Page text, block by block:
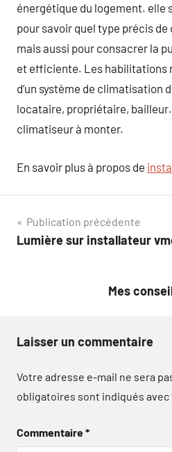
énergétique du logement. elle
pour savoir quel type précis
mais aussi pour consacrer la
et efficiente. Les habilitations
d’un système de climatisation
locataire, propriétaire,
climatiseur à monter.
En savoir plus à propos de
Navigation
de
Publication précédente
Lumière sur installateur
Mes
Laisser un commentaire
Votre adresse e-mail ne sera
obligatoires sont indiqués avec
Commentaire*